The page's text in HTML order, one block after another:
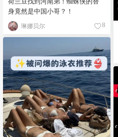
身竟然是中国小哥？！
琳娜贝尔 8